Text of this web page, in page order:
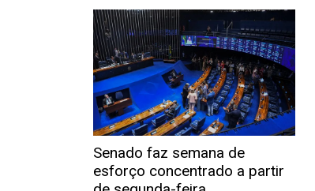
Senado faz semana de
esforço concentrado a partir